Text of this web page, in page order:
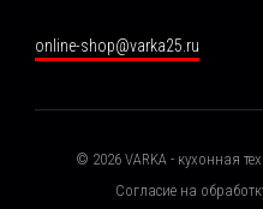
online-shop@varka25.ru
© 2026VARKA - кухонная
Согласие на